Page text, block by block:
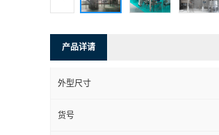
产品详请
外型尺寸
货号